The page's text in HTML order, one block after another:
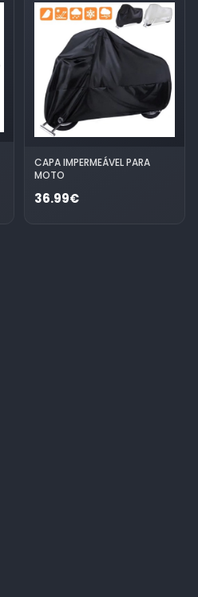
CAPA IMPERMEÁVEL PARA
MOTO
36.99€